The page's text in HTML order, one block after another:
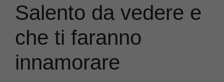
Salento da vedere e
che ti faranno
innamorare